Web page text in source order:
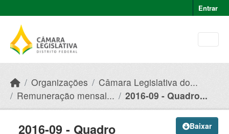
Entrar
Organizações
Câmara Legislativa do...
Remuneração mensal...
2016-09 - Quadro...
Baixar
2016-09 - Quadro